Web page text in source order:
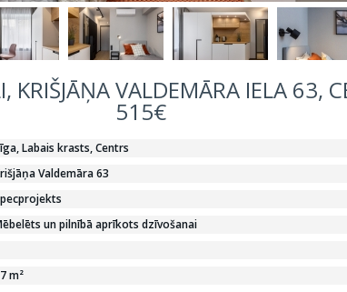
KRIŠJĀŅA VALDEMĀRA IELA 63,
515€
Labais krasts, Centrs
Valdemāra 63
un pilnībā aprīkots dzīvošanai
m²